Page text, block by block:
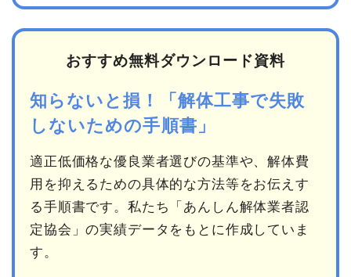
おすすめ無料ダウンロード資料
知らないと損！「解体工事で失敗
しないための手順書」
適正低価格な優良業者選びの基準や、解体費
用を抑えるための具体的な方法等をお伝えす
る手順書です。私たち「あんしん解体業者認
定協会」の実績データをもとに作成していま
す。